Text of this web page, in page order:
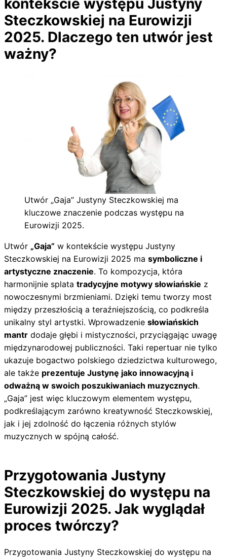
kontekście występu Justyny
Steczkowskiej na Eurowizji
2025. Dlaczego ten utwór jest
ważny?
Utwór „Gaja” Justyny Steczkowskiej ma
kluczowe znaczenie podczas występu na
Eurowizji 2025.
Utwór „Gaja” w kontekście występu Justyny
Steczkowskiej na Eurowizji 2025 ma symboliczne i
artystyczne znaczenie. To kompozycja, która
harmonijnie splata tradycyjne motywy słowiańskie z
nowoczesnymi brzmieniami. Dzięki temu tworzy most
między przeszłością a teraźniejszością, co podkreśla
unikalny styl artystki. Wprowadzenie słowiańskich
mantr dodaje głębi i mistyczności, przyciągając uwagę
międzynarodowej publiczności. Taki repertuar nie tylko
ukazuje bogactwo polskiego dziedzictwa kulturowego,
ale także prezentuje Justynę jako innowacyjną i
odważną w swoich poszukiwaniach muzycznych.
„Gaja” jest więc kluczowym elementem występu,
podkreślającym zarówno kreatywność Steczkowskiej,
jak i jej zdolność do łączenia różnych stylów
muzycznych w spójną całość.
Przygotowania Justyny
Steczkowskiej do występu na
Eurowizji 2025. Jak wyglądał
proces twórczy?
Przygotowania Justyny Steczkowskiej do występu na